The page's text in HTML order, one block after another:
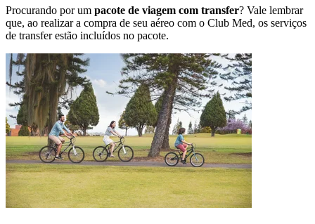
Procurando por um pacote de viagem com transfer? Vale lembrar
que, ao realizar a compra de seu aéreo com o Club Med, os serviços
de transfer estão incluídos no pacote.